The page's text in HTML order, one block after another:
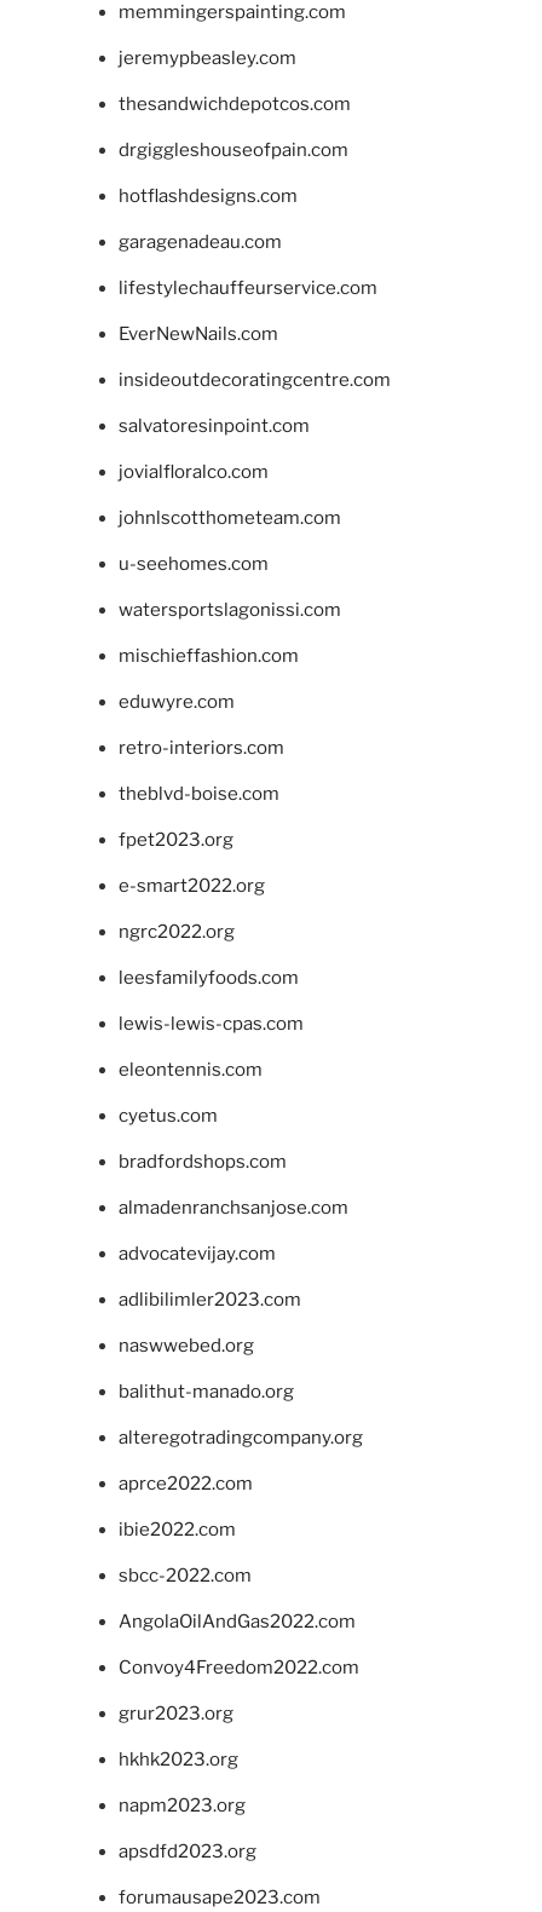
memmingerspainting.com
jeremypbeasley.com
thesandwichdepotcos.com
drgiggleshouseofpain.com
hotflashdesigns.com
garagenadeau.com
lifestylechauffeurservice.com
EverNewNails.com
insideoutdecoratingcentre.com
salvatoresinpoint.com
jovialfloralco.com
johnlscotthometeam.com
u-seehomes.com
watersportslagonissi.com
mischieffashion.com
eduwyre.com
retro-interiors.com
theblvd-boise.com
fpet2023.org
e-smart2022.org
ngrc2022.org
leesfamilyfoods.com
lewis-lewis-cpas.com
eleontennis.com
cyetus.com
bradfordshops.com
almadenranchsanjose.com
advocatevijay.com
adlibilimler2023.com
naswwebed.org
balithut-manado.org
alteregotradingcompany.org
aprce2022.com
ibie2022.com
sbcc-2022.com
AngolaOilAndGas2022.com
Convoy4Freedom2022.com
grur2023.org
hkhk2023.org
napm2023.org
apsdfd2023.org
forumausape2023.com